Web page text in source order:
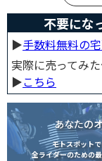
不要にな
▶︎手数料無料の
実際に売ってみ
▶︎こちら
あなたの
モトスポット
全ライダーのための